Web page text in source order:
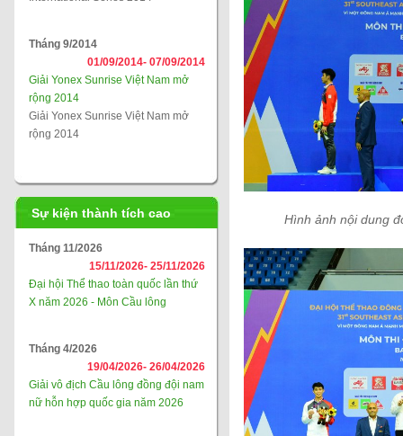
Tháng 9/2014
01/09/2014- 07/09/2014
Giải Yonex Sunrise Việt Nam mở
rộng 2014
Giải Yonex Sunrise Việt Nam mở
rộng 2014
Sự kiện thành tích cao
Tháng 11/2026
15/11/2026- 25/11/2026
Đại hội Thể thao toàn quốc lần thứ
X năm 2026 - Môn Cầu lông
Tháng 4/2026
19/04/2026- 26/04/2026
Giải vô địch Cầu lông đồng đội nam
nữ hỗn hợp quốc gia năm 2026
Hình ảnh nội dung